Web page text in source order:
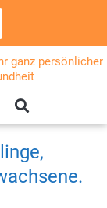
ganz persönlicher